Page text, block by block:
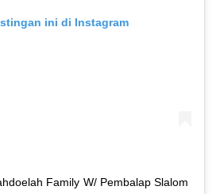
ini di Instagram
Family W/ Pembalap Slalom